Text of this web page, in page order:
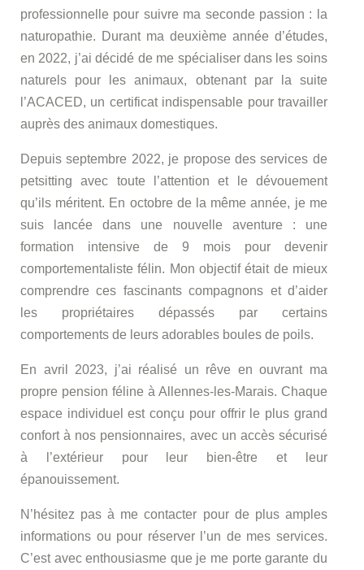
professionnelle pour suivre ma seconde passion : la
naturopathie. Durant ma deuxième année d’études,
en 2022, j’ai décidé de me spécialiser dans les soins
naturels pour les animaux, obtenant par la suite
l’ACACED, un certificat indispensable pour travailler
auprès des animaux domestiques.
Depuis septembre 2022, je propose des services de
petsitting avec toute l’attention et le dévouement
qu’ils méritent. En octobre de la même année, je me
suis lancée dans une nouvelle aventure : une
formation intensive de 9 mois pour devenir
comportementaliste félin. Mon objectif était de mieux
comprendre ces fascinants compagnons et d’aider
les propriétaires dépassés par certains
comportements de leurs adorables boules de poils.
En avril 2023, j’ai réalisé un rêve en ouvrant ma
propre pension féline à Allennes-les-Marais. Chaque
espace individuel est conçu pour offrir le plus grand
confort à nos pensionnaires, avec un accès sécurisé
à l’extérieur pour leur bien-être et leur
épanouissement.
N’hésitez pas à me contacter pour de plus amples
informations ou pour réserver l’un de mes services.
C’est avec enthousiasme que je me porte garante du